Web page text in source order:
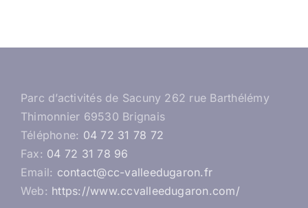
Parc d’activités de Sacuny 262 rue Barthélémy
Thimonnier 69530 Brignais
Téléphone: 04 72 31 78 72
Fax: 04 72 31 78 96
Email: contact@cc-valleedugaron.fr
Web: https://www.ccvalleedugaron.com/